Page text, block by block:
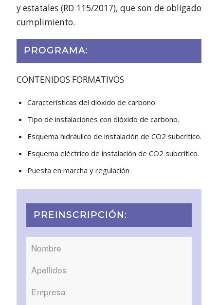
y estatales (RD 115/2017), que son de obligado
cumplimiento.
PROGRAMA:
CONTENIDOS FORMATIVOS
Características del dióxido de carbono.
Tipo de instalaciones con dióxido de carbono.
Esquema hidráulico de instalación de CO2 subcrítico.
Esquema eléctrico de instalación de CO2 subcrítico.
Puesta en marcha y regulación
PREINSCRIPCIÓN: